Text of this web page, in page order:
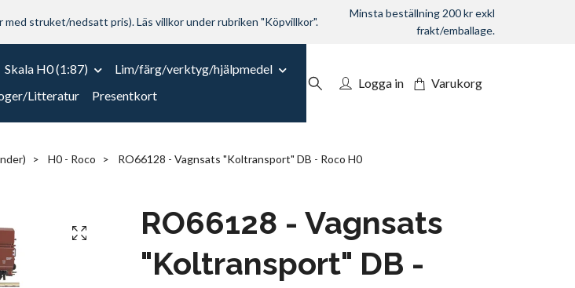
struket/nedsatt pris). Läs villkor under rubriken "Köpvillkor".
Minsta beställning 200 kr exkl
frakt/emballage.
Skala H0 (1:87)
Lim/färg/verktyg/hjälpmedel
Litteratur Presentkort
Logga in Varukorg
H0 - Roco RO66128 - Vagnsats "Koltransport" DB - Roco H0
RO66128 - Vagnsats
"Koltransport" DB -